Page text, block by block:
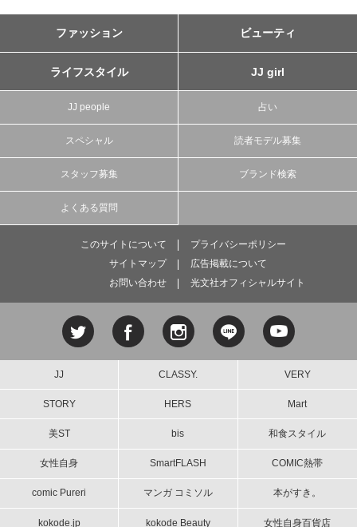
ファッション ビューティ
ライフスタイル JJ girl
JJ people 占い
スペシャル 読者モデル募集
スタッフ募集 ブランド検索
よくある質問
このサイトについて
プライバシーポリシー
サイトマップ
広告掲載について
お問い合わせ
光文社オフィシャルサイト
JJ CLASSY. VERY
STORY HERS Mart
美ST bis 和食スタイル
女性自身 SmartFLASH COMIC熱帯
comic Pureri マンガ コミソル 本がすき。
kokode.jp kokode Beauty 女性自身百貨店